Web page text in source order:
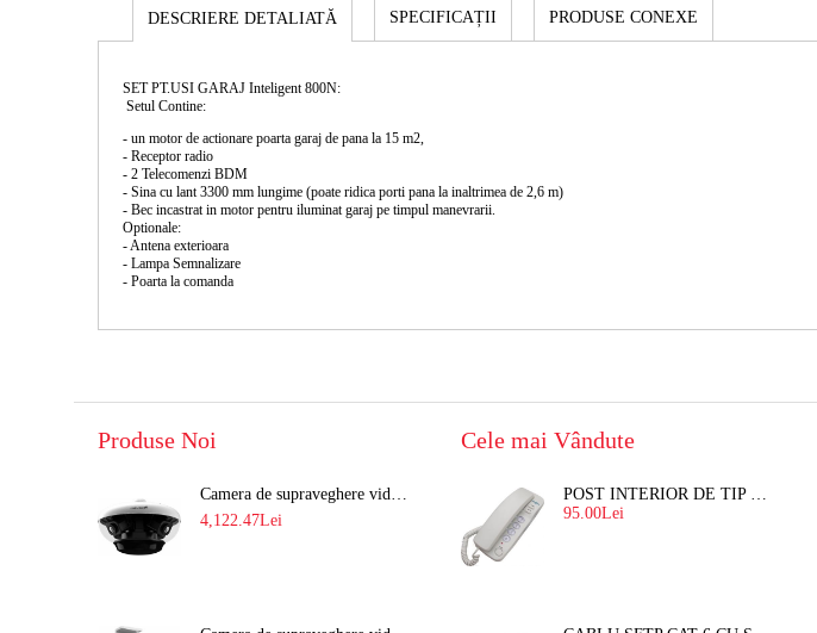
DESCRIERE DETALIATĂ SPECIFICAȚII PRODUSE CONEXE
SET PT.USI GARAJ Inteligent 800N:
Setul Contine:
- un motor de actionare poarta garaj de pana la 15 m2,
- Receptor radio
- 2 Telecomenzi BDM
- Sina cu lant 3300 mm lungime (poate ridica porti pana la inaltrimea de 2,6 m)
- Bec incastrat in motor pentru iluminat garaj pe timpul manevrarii.
Optionale:
- Antena exterioara
- Lampa Semnalizare
- Poarta la comanda
Produse Noi
Camera de supraveghere video 8MP panoramica de exterior(4x2MP Stitched) Navaio NGC-7482PR
4,122.47Lei
Cele mai Vândute
POST INTERIOR DE TIP TELEFON RESEL, T8018 PENTRU INTERFON DE BLOC
95.00Lei